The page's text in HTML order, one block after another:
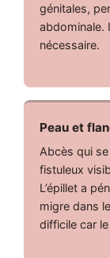
génitales,
abdominale.
nécessaire.
Peau et
Abcès qui
fistuleux
L’épillet a
migre dans
difficile car